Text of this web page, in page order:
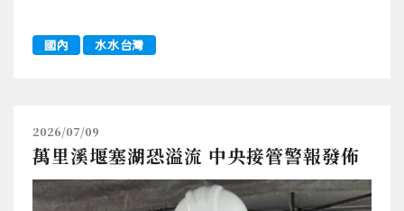
國內 水水台灣
2026/07/09
萬里溪堰塞湖恐溢流 中央接管警報發佈